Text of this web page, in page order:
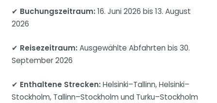
✔ Buchungszeitraum:16. Juni 2026 bis 13. August
2026
✔ Reisezeitraum:Ausgewählte Abfahrten bis 30.
September 2026
✔ Enthaltene Strecken:Helsinki–Tallinn, Helsinki–
Stockholm, Tallinn–Stockholm und Turku–Stockholm